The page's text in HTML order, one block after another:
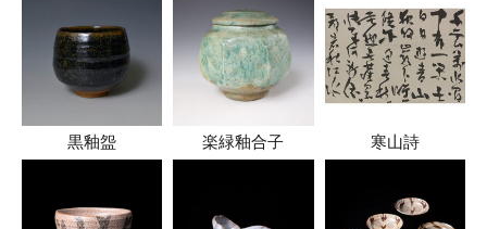
黒釉盌 楽緑釉合子 寒山詩